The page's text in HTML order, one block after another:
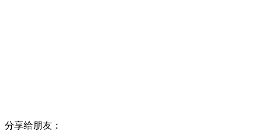
分享给朋友：